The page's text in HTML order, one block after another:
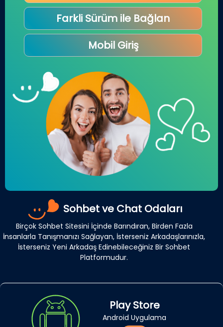
Farkli Sürüm ile Bağlan
Mobil Giriş
Sohbet ve Chat Odaları
Birçok Sohbet Sitesini İçinde Barındıran, Birden Fazla
İnsanlarla Tanışmanızı Sağlayan, İsterseniz Arkadaşlarınızla,
İsterseniz Yeni Arkadaş Edinebileceğiniz Bir Sohbet
Platformudur.
Play Store
Android Uygulama